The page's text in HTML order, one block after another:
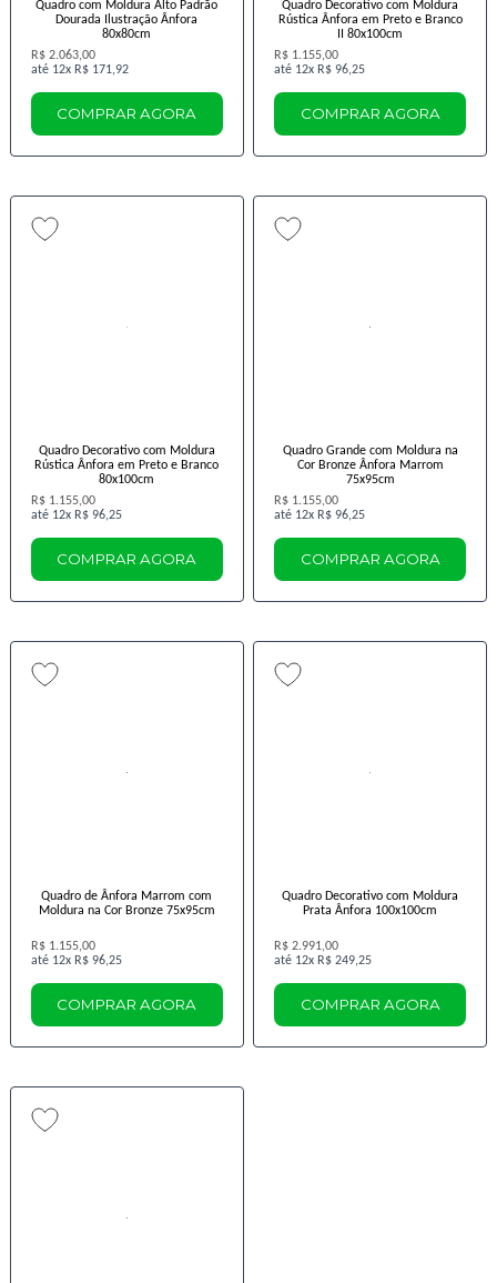
Quadro com Moldura Alto Padrão
Dourada Ilustração Ânfora
80x80cm
R$ 2.063,00
12x R$ 171,92
COMPRAR AGORA
Quadro Decorativo com Moldura
Rústica Ânfora em Preto e Branco
II 80x100cm
R$ 1.155,00
12x R$ 96,25
COMPRAR AGORA
Quadro Decorativo com Moldura
Rústica Ânfora em Preto e Branco
80x100cm
R$ 1.155,00
12x R$ 96,25
COMPRAR AGORA
Quadro Grande com Moldura na
Cor Bronze Ânfora Marrom
75x95cm
R$ 1.155,00
12x R$ 96,25
COMPRAR AGORA
Quadro de Ânfora Marrom com
Moldura na Cor Bronze 75x95cm
R$ 1.155,00
12x R$ 96,25
COMPRAR AGORA
Quadro Decorativo com Moldura
Prata Ânfora 100x100cm
R$ 2.991,00
12x R$ 249,25
COMPRAR AGORA